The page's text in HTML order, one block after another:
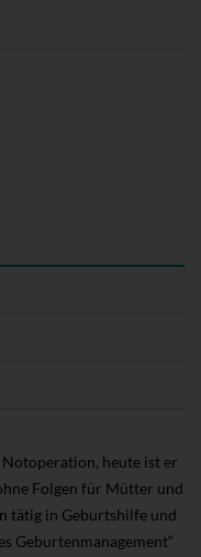
heute ist er
Folgen für Mütter und
tätig in Geburtshilfe und
Geburtenmanagement“